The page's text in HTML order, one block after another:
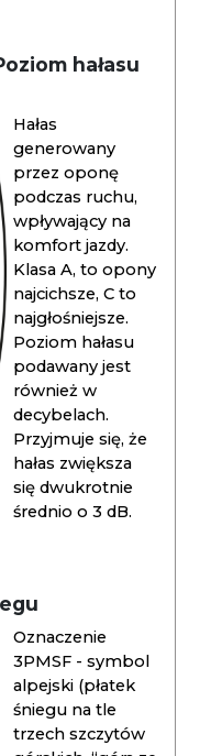
hałasu
Hałas
generowany
przez oponę
podczas ruchu,
wpływający na
komfort jazdy.
Klasa A, to opony
najcichsze, C to
najgłośniejsze.
Poziom hałasu
podawany jest
również w
decybelach.
Przyjmuje się, że
hałas zwiększa
się dwukrotnie
średnio o 3 dB.
Oznaczenie
3PMSF - symbol
alpejski (płatek
śniegu na tle
trzech szczytów